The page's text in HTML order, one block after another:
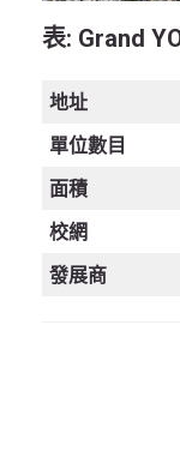
表: Grand
地址
單位數目
面積
校網
發展商